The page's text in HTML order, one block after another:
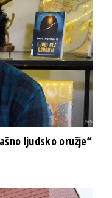
ljudsko oružje“